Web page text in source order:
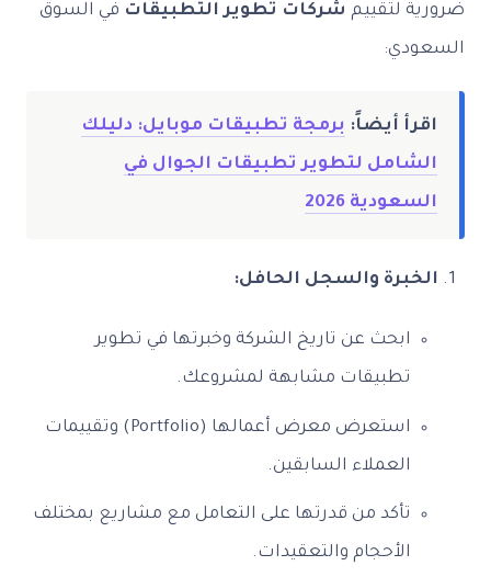
ضرورية لتقييم شركات تطوير التطبيقات في السوق
السعودي:
اقرأ أيضاً: برمجة تطبيقات موبايل: دليلك
الشامل لتطوير تطبيقات الجوال في
السعودية 2026
الخبرة والسجل الحافل:
ابحث عن تاريخ الشركة وخبرتها في تطوير
تطبيقات مشابهة لمشروعك.
استعرض معرض أعمالها (Portfolio) وتقييمات
العملاء السابقين.
تأكد من قدرتها على التعامل مع مشاريع بمختلف
الأحجام والتعقيدات.